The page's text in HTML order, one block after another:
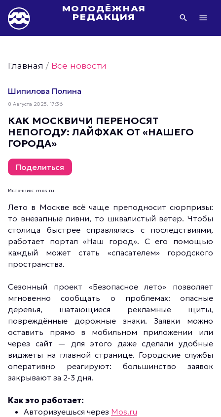
МОЛОДЁЖНАЯ
РЕДАКЦИЯ
Фото Молодёжи Москвы
Фотогалереи Молодёжи Москвы
Статьи Молодёжи Москвы
Молодёжь Москвы культурная
Молодёжь Москвы спортивная
Молодёжь Москвы в движении
Молодёжь Москвы здоровая
Молодёжь Москвы профессиональная
Молодёжь Москвы туристическая
Все новости
Главная /Все новости
Шипилова Полина
8 Августа 2025, 17:36
КАК МОСКВИЧИ ПЕРЕНОСЯТ
НЕПОГОДУ: ЛАЙФХАК ОТ «НАШЕГО
ГОРОДА»
Поделиться
Источник: mos.ru
Лето в Москве всё чаще преподносит сюрпризы:
то внезапные ливни, то шквалистый ветер. Чтобы
столица быстрее справлялась с последствиями,
работает портал «Наш город». С его помощью
каждый может стать «спасателем» городского
пространства.
Сезонный проект «Безопасное лето» позволяет
мгновенно сообщать о проблемах: опасные
деревья, шатающиеся рекламные щиты,
повреждённые дорожные знаки. Заявки можно
оставить прямо в мобильном приложении или
через сайт — для этого даже сделали удобные
виджеты на главной странице. Городские службы
оперативно реагируют: большинство заявок
закрывают за 2-3 дня.
Как это работает:
Авторизуешься через Mos.ru